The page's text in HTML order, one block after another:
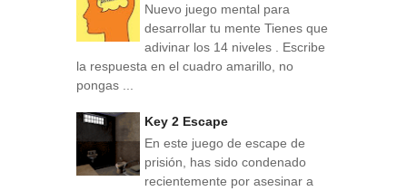
Nuevo juego mental para
desarrollar tu mente Tienes que
adivinar los 14 niveles . Escribe
la respuesta en el cuadro amarillo, no
pongas ...
Key 2 Escape
En este juego de escape de
prisión, has sido condenado
recientemente por asesinar a